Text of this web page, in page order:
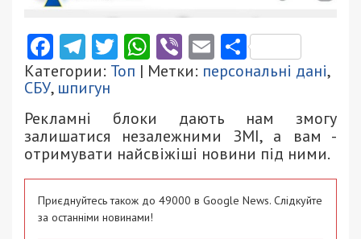
Facebook
Telegram
Twitter
WhatsApp
ViberEmail
Категории: Топ | Метки: персональні дані,
СБУ, шпигун
Рекламні блоки дають нам змогу
залишатися незалежними ЗМІ, а вам -
отримувати найсвіжіші новини під ними.
Приєднуйтесь також до 49000 в Google News. Слідкуйте
за останніми новинами!